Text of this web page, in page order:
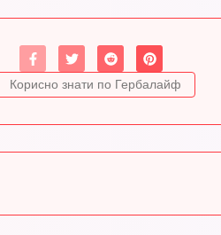
Корисно знати по Гербалайф